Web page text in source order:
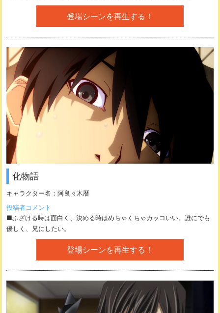
登場シーンを再生する！
化物語
キャラクター名：阿良々木暦
投稿者コメント
■ふざける時は面白く、決める時はめちゃくちゃカッコいい。誰にでも
優しく、兄にしたい。
登場シーンを再生する！